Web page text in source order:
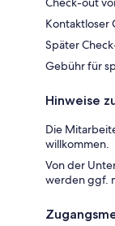
Kontaktloser
Später
Gebühr für
Hinweise
Die
willkommen.
Von der
werden ggf.